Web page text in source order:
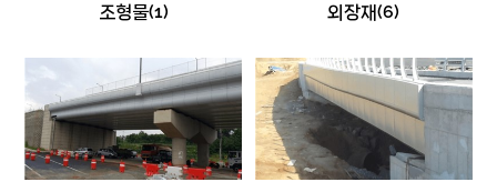
조형물(1) 외장재(6)